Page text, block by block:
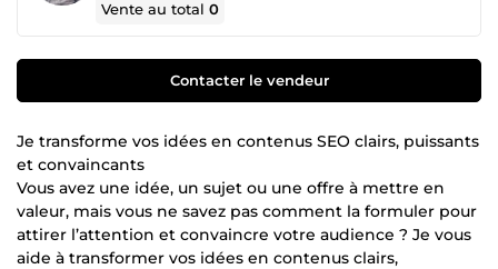
Vente au total0
Contacter le vendeur
Je transforme vos idées en contenus SEO clairs, puissants
et convaincants
Vous avez une idée, un sujet ou une offre à mettre en
valeur, mais vous ne savez pas comment la formuler pour
attirer l’attention et convaincre votre audience ? Je vous
aide à transformer vos idées en contenus clairs,